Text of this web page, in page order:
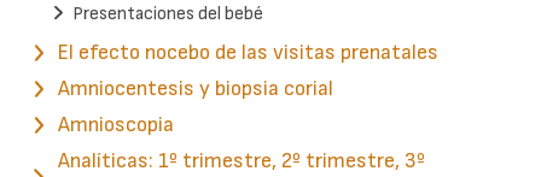
El efecto nocebo de las visitas prenatales
Amniocentesis y biopsia corial
Amnioscopia
Analíticas: 1º trimestre, 2º trimestre, 3º
Presentaciones del bebé